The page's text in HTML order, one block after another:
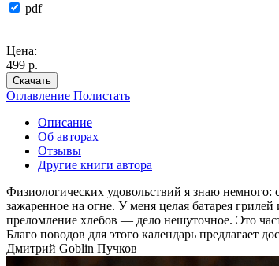
pdf
Цена:
499 р.
Скачать
Оглавление Полистать
Описание
Об авторах
Отзывы
Другие книги автора
Физиологических удовольствий я знаю немного:
зажаренное на огне. У меня целая батарея
преломление хлебов — дело нешуточное. Это
Благо поводов для этого календарь предлагает
Дмитрий Goblin Пучков